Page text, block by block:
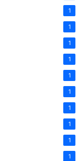
1
1
1
1
1
1
1
1
1
1